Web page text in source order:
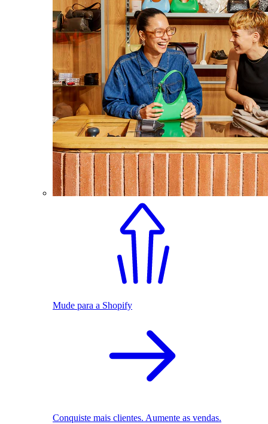
Mude para a Shopify
Conquiste mais clientes. Aumente as vendas.